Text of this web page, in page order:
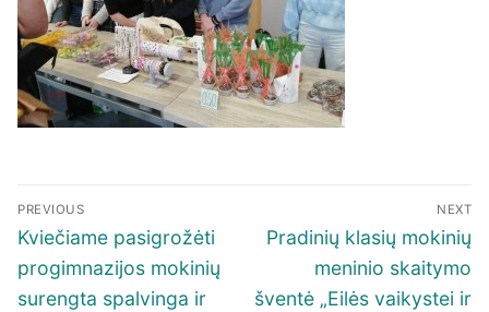
Navigacija
tarp
įrašų
PREVIOUS
Previous
post:
Kviečiame pasigrožėti
progimnazijos mokinių
surengta spalvinga ir
NEXT
Next
Pradinių klasių mokinių
meninio skaitymo
šventė „Eilės vaikystei ir